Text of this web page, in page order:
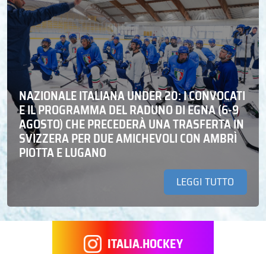
NAZIONALE ITALIANA UNDER 20: I CONVOCATI
E IL PROGRAMMA DEL RADUNO DI EGNA (6-9
AGOSTO) CHE PRECEDERÀ UNA TRASFERTA IN
SVIZZERA PER DUE AMICHEVOLI CON AMBRÌ
PIOTTA E LUGANO
LEGGI TUTTO
ITALIA.HOCKEY